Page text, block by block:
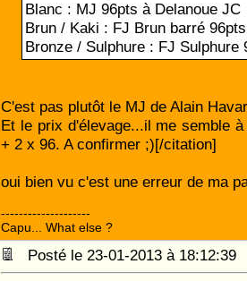
Blanc : MJ 96pts à Delanoue JC
Brun / Kaki : FJ Brun barré
Bronze / Sulphure : FJ Sulphure
C'est pas plutôt le MJ de Alain
Et le prix d'élevage...il me semble
+ 2 x 96. A confirmer ;)[/citation]
oui bien vu c'est une erreur de ma
--------------------
Capu... What else ?
Posté le 23-01-2013 à